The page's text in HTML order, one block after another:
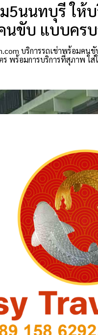
5นนทบุรี ให้
ขับ แบบครบ
บริการรถเช่าพร้อมค
พร้อมการบริการที่สุภาพ